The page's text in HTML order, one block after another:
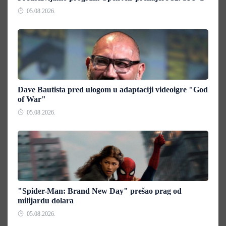
05.08.2026.
Dave Bautista pred ulogom u adaptaciji videoigre "God
of War"
05.08.2026.
"Spider-Man: Brand New Day" prešao prag od
milijardu dolara
05.08.2026.